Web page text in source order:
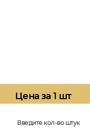
Цена за 1 шт
Введите кол-во штук